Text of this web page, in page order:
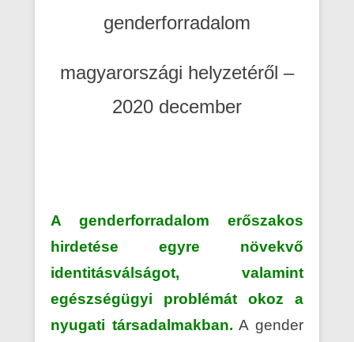
genderforradalom
magyarországi helyzetéről –
2020 december
A genderforradalom erőszakos
hirdetése egyre növekvő
identitásválságot, valamint
egészségügyi problémát okoz a
nyugati társadalmakban. A gender